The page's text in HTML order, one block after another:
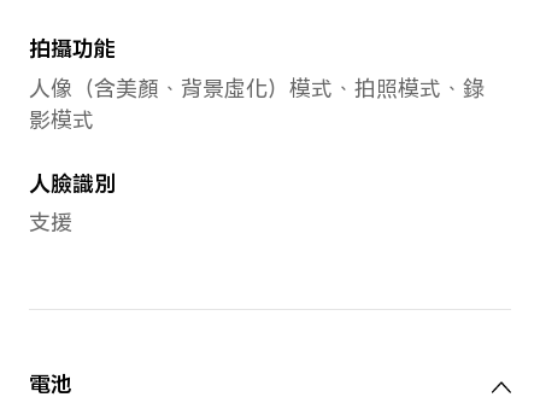
儲存空間
4GB+128GB